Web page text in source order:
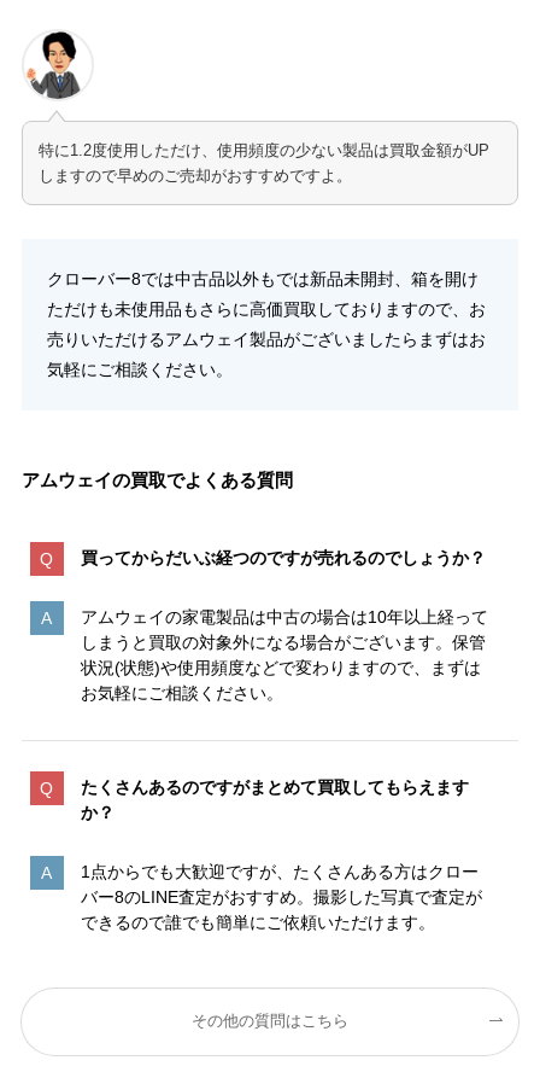
特に1.2度使用しただけ、使用頻度の少ない製品は買取金額がUP
しますので早めのご売却がおすすめですよ。
クローバー8では中古品以外もでは新品未開封、箱を開け
ただけも未使用品もさらに高価買取しておりますので、お
売りいただけるアムウェイ製品がございましたらまずはお
気軽にご相談ください。
アムウェイの買取でよくある質問
買ってからだいぶ経つのですが売れるのでしょうか？
アムウェイの家電製品は中古の場合は10年以上経って
しまうと買取の対象外になる場合がございます。保管
状況(状態)や使用頻度などで変わりますので、まずは
お気軽にご相談ください。
たくさんあるのですがまとめて買取してもらえます
か？
1点からでも大歓迎ですが、たくさんある方はクロー
バー8のLINE査定がおすすめ。撮影した写真で査定が
できるので誰でも簡単にご依頼いただけます。
その他の質問はこちら